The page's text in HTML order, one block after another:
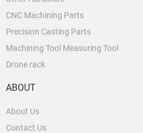
CNC Machining Parts
Precision Casting Parts
Machining Tool Measuring Tool
Drone rack
ABOUT
About Us
Contact Us